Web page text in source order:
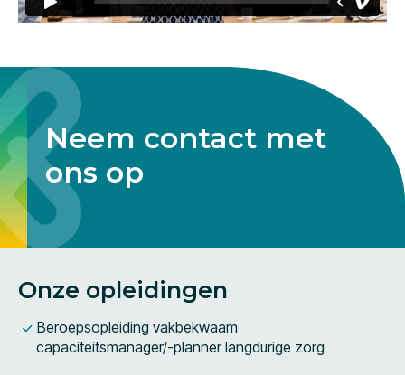
Neem contact met
ons op
Onze opleidingen
Beroepsopleiding vakbekwaam
capaciteitsmanager/-planner langdurige zorg